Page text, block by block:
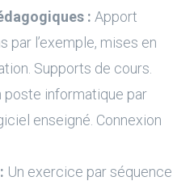
: Apport
par l’exemple, mises en
Supports de cours.
poste informatique par
enseigné. Connexion
Un exercice par séquence